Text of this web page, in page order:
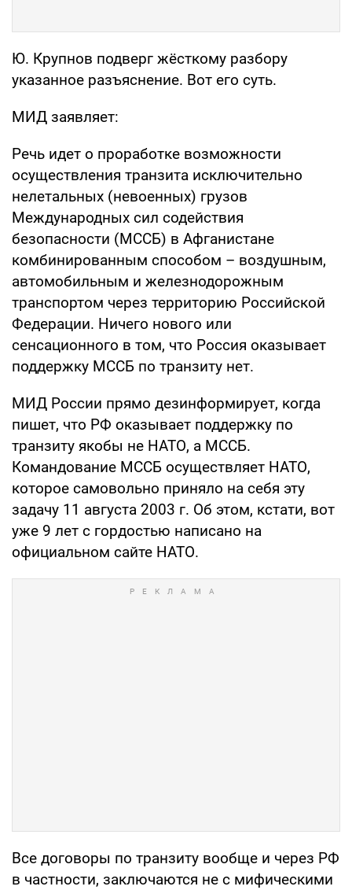
Ю. Крупнов подверг жёсткому разбору
указанное разъяснение. Вот его суть.
МИД заявляет:
Речь идет о проработке возможности
осуществления транзита исключительно
нелетальных (невоенных) грузов
Международных сил содействия
безопасности (МССБ) в Афганистане
комбинированным способом – воздушным,
автомобильным и железнодорожным
транспортом через территорию Российской
Федерации. Ничего нового или
сенсационного в том, что Россия оказывает
поддержку МССБ по транзиту нет.
МИД России прямо дезинформирует, когда
пишет, что РФ оказывает поддержку по
транзиту якобы не НАТО, а МССБ.
Командование МССБ осуществляет НАТО,
которое самовольно приняло на себя эту
задачу 11 августа 2003 г. Об этом, кстати, вот
уже 9 лет с гордостью написано на
официальном сайте НАТО.
Все договоры по транзиту вообще и через РФ
в частности, заключаются не с мифическими